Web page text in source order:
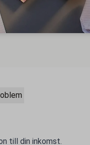
till din inkomst.